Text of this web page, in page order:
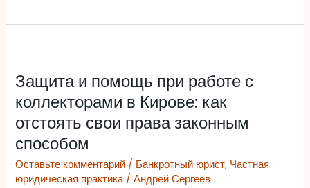
Защита и помощь при работе с
коллекторами в Кирове: как
отстоять свои права законным
способом
Оставьте комментарий / Банкротный юрист, Частная
юридическая практика/Андрей Сергеев
помощь
при
с
коллекторами
в
Кирове: